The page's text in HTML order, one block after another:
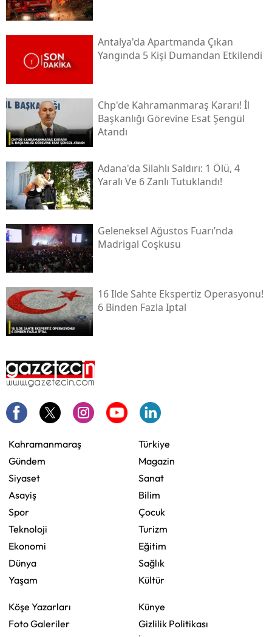
Antalya'da Apartmanda Çıkan
Yangında 5 Kişi Dumandan Etkilendi
Chp'de Kahramanmaraş Kararı! İl
Başkanlığı Görevine Esat Şengül
Atandı
Adana'da Silahlı Saldırı: 1 Ölü, 4
Yaralı Ve 6 Zanlı Tutuklandı!
Geleneksel Ağustos Fuarı’nda
Madrigal Coşkusu
16 Ilde Sahte Ekspertiz Operasyonu!
6 Binden Fazla Iptal
Kahramanmaraş
Gündem
Siyaset
Asayiş
Spor
Teknoloji
Ekonomi
Dünya
Yaşam
Türkiye
Magazin
Sanat
Bilim
Çocuk
Turizm
Eğitim
Sağlık
Kültür
Köşe Yazarları
Foto Galeriler
Künye
Gizlilik Politikası